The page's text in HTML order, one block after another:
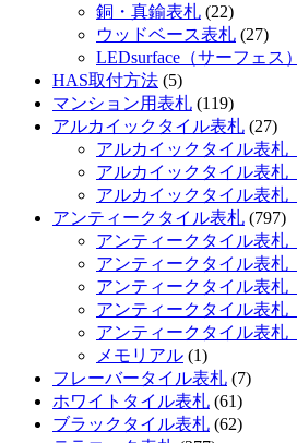
銅・真鍮表札 (22)
ウッドベース表札 (27)
LEDsurface（サーフェス
HAS取付方法 (5)
マンション用表札 (119)
アルカイックタイル表札 (27)
アルカイックタイル表札
アルカイックタイル表札
アルカイックタイル表札
アンティークタイル表札 (797)
アンティークタイル表札
アンティークタイル表札
アンティークタイル表札
アンティークタイル表札
アンティークタイル表札
メモリアル (1)
フレーバータイル表札 (7)
ホワイトタイル表札 (61)
ブラックタイル表札 (62)